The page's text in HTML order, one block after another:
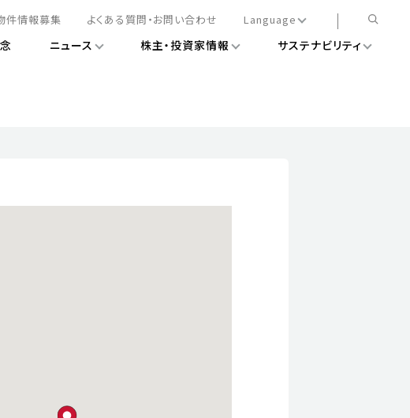
株式取扱規則
リスク情報
件情報募集 よくある質問・お問い合わせ
Language
日本語
ニュース 株主・投資家情報 サステナビリティ
map pin